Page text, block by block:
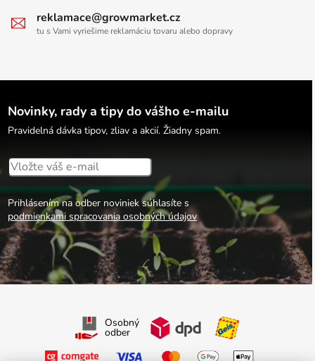
reklamace@growmarket.cz
tu s Vami vyriešime reklamáciu tovaru alebo dopravy
Novinky, rady a tipy do vášho e-mailu
Pravidelná dávka tipov, zliav a akcií. Žiadny spam.
Prihlásením na odber noviniek súhlasíte s
podmienkami spracovania osobných údajov
Osobný
odber